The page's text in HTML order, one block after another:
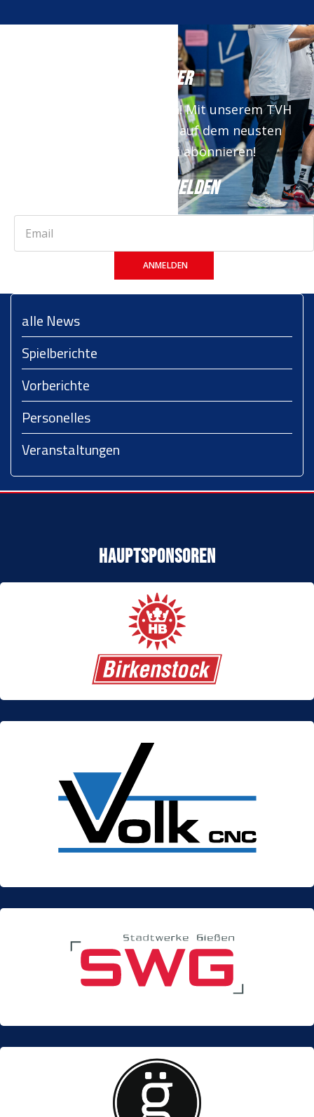
NEWSLETTER
Keine News mehr verpassen! Mit unserem TVH
Newsletter bist du immer auf dem neusten
Stand. Jetzt kostenfrei abonnieren!
JETZT ANMELDEN
ANMELDEN
alle News
Spielberichte
Vorberichte
Personelles
Veranstaltungen
Hauptsponsoren